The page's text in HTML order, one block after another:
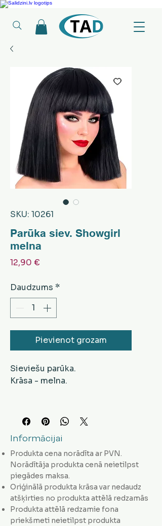
Ledusskapji, Sadzīves tehnika, Smaržas,
SKU: 10261
Parūka siev. Showgirl
melna
12,90 €
Daudzums *
Pievienot grozam
Sieviešu parūka.
Krāsa - melna.
Informācijai
Produkta cena norādīta ar PVN.
Norādītāja produkta cenā neietilpst
piegādes maksa.
Oriģinālā produkta krāsa var nedaudz
atšķirties no produkta attēlā redzamās
Produkta attēlā redzamie fona
priekšmeti neietilpst produkta